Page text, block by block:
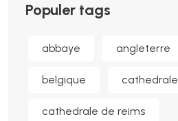
Populer tags
abbaye angleterre
belgique cathedrale
cathedrale de reims